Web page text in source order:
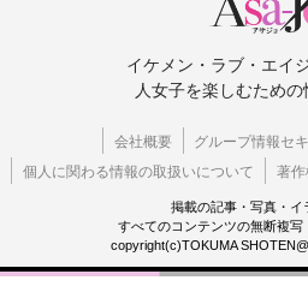
イケメン・ラブ・エイ
人女子を楽しむための
会社概要
グループ情報セ
個人に関わる情報の取扱いについて
著
掲載の記事・写真・イ
すべてのコンテンツの無断複写
copyright(c)TOKUMA